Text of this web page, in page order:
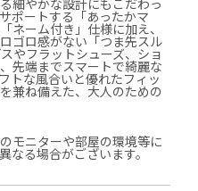
ポートする「あったかマ
ネーム付き」仕様に加え、
ゴロ感がない「つま先スル
やフラットシューズ、ショ
先端までスマートで綺麗な
トな風合いと優れたフィッ
兼ね備えた、大人のための
モニターや部屋の環境等に
なる場合がございます。